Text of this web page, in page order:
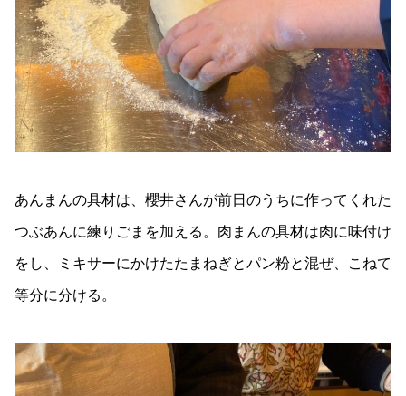
あんまんの具材は、櫻井さんが前日のうちに作ってくれた
つぶあんに練りごまを加える。肉まんの具材は肉に味付け
をし、ミキサーにかけたたまねぎとパン粉と混ぜ、こねて
等分に分ける。